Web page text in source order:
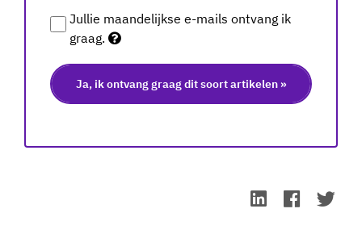
Jullie maandelijkse e-mails ontvang ik
graag.